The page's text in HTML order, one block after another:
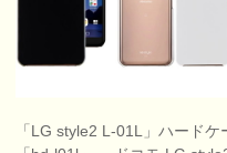
「LG style2 L-01L」ハード